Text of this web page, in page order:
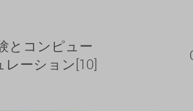
とコンピュー
ーション[10]